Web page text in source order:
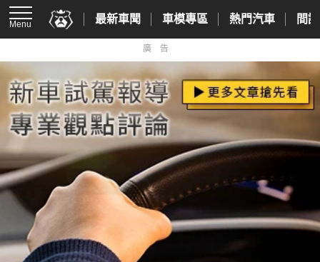
Menu 最新車聞 車模專區 熱門汽車 間
廣告